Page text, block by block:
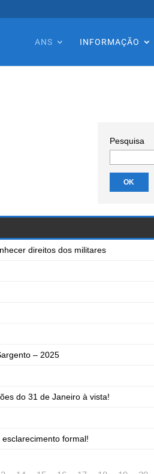
ANS INFORMAÇÃO
Pesquisa
OK
direitos dos militares
– 2025
do 31 de Janeiro à vista!
formal!